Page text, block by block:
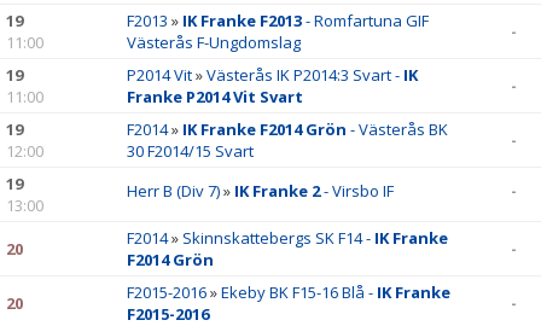
19
11:00
F2013 » IK Franke F2013- Romfartuna GIF
Västerås F-Ungdomslag
-
19
11:00
P2014 Vit»Västerås IK P2014:3 Svart - IK
Franke P2014 Vit Svart
-
19
12:00
F2014» IK Franke F2014 Grön - Västerås BK
30 F2014/15 Svart
-
19
13:00
Herr B (Div 7)» IK Franke 2- Virsbo IF -
20 F2014» Skinnskattebergs SK F14 - IK Franke
F2014 Grön
-
20 F2015-2016»Ekeby BK F15-16 Blå - IK Franke
F2015-2016
-